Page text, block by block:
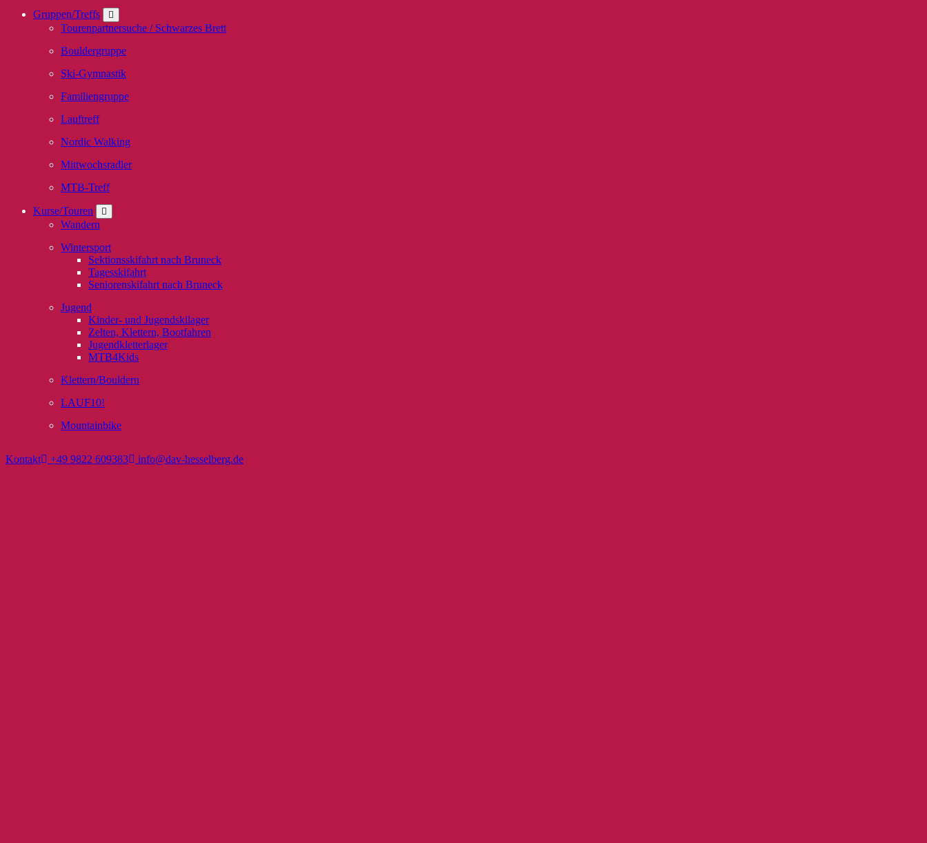
Gruppen/Treffs
Tourenpartnersuche / Schwarzes Brett
Bouldergruppe
Ski-Gymnastik
Familiengruppe
Lauftreff
Nordic Walking
Mittwochsradler
MTB-Treff
Kurse/Touren
Wandern
Wintersport
Sektionsskifahrt nach Bruneck
Tagesskifahrt
Seniorenskifahrt nach Bruneck
Jugend
Kinder- und Jugendskilager
Zelten, Klettern, Bootfahren
Jugendkletterlager
MTB4Kids
Klettern/Bouldern
LAUF10!
Mountainbike
Kontakt +49 9822 609383 info@dav-hesselberg.de